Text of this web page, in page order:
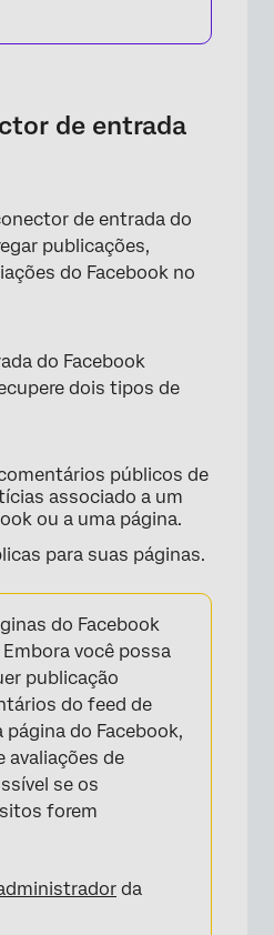
de entrada
de entrada do
publicações,
do Facebook no
do Facebook
dois tipos de
públicos de
associado a um
ou a uma página.
para suas páginas.
do Facebook
você possa
publicação
do feed de
do Facebook,
avaliações de
se os
forem
da